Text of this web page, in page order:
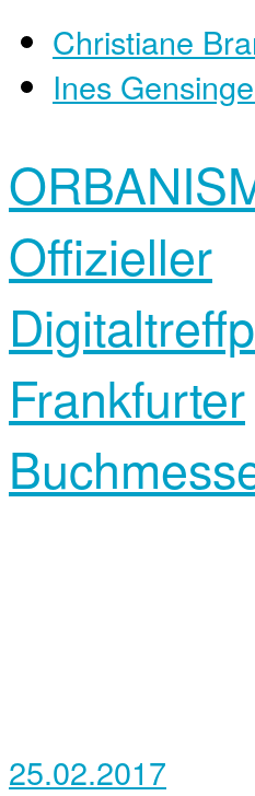
Christiane
Ines
Offizieller
Frankfurter
25.02.2017